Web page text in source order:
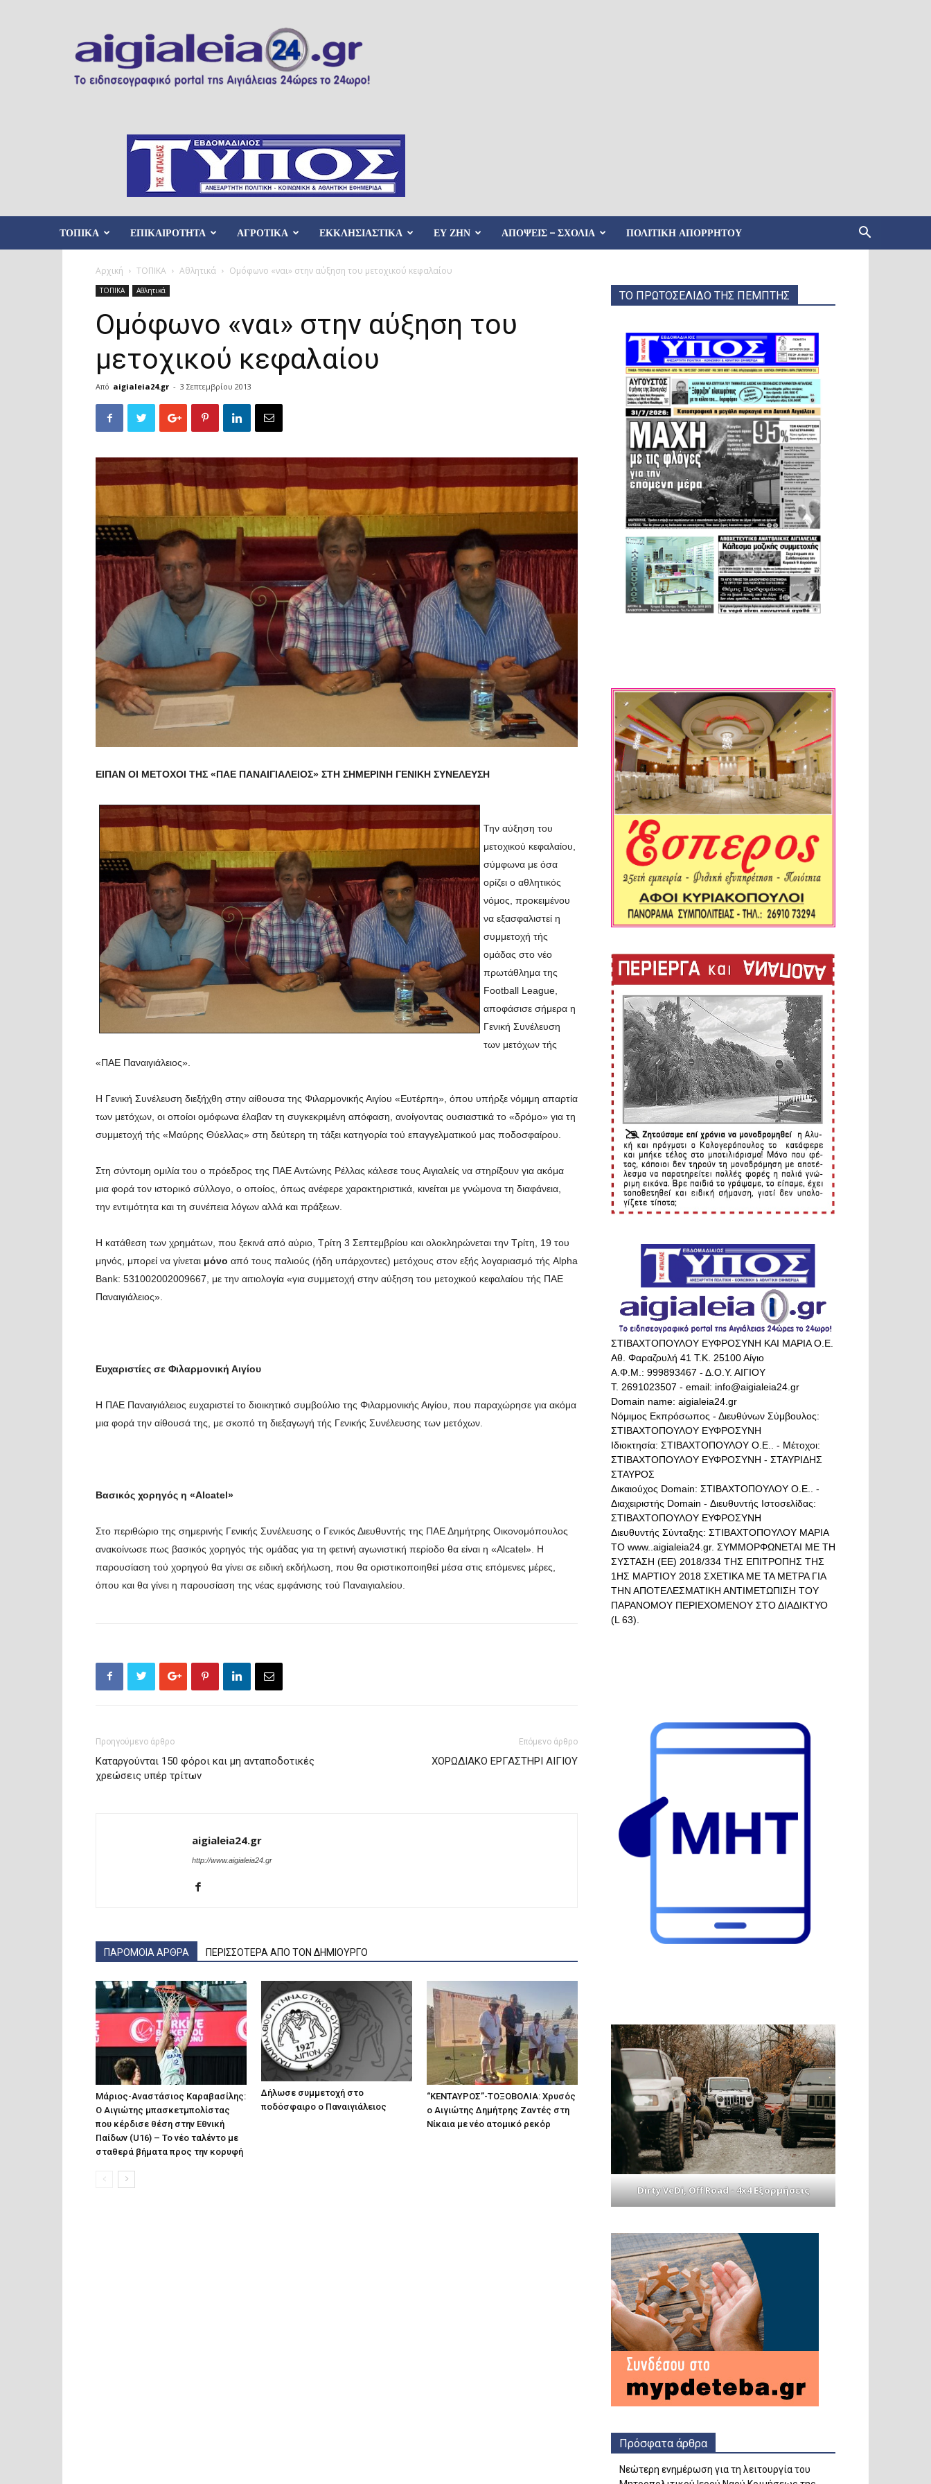
ΤΟΠΙΚΑ ΕΠΙΚΑΙΡΟΤΗΤΑ ΑΓΡΟΤΙΚΑ ΕΚΚΛΗΣΙΑΣΤΙΚΑ ΕΥ ΖΗΝ ΑΠΟΨΕΙΣ – ΣΧΟΛΙΑ ΠΟΛΙΤΙΚΉ ΑΠΟΡΡΉΤΟΥ
Αρχική ΤΟΠΙΚΑ Αθλητικά Ομόφωνο «ναι» στην αύξηση του μετοχικού κεφαλαίου
ΤΟΠΙΚΑ Αθλητικά
Ομόφωνο «ναι» στην αύξηση του
μετοχικού κεφαλαίου
Από aigialeia24.gr - 3 Σεπτεμβρίου 2013
ΕΙΠΑΝ ΟΙ ΜΕΤΟΧΟΙ ΤΗΣ «ΠΑΕ ΠΑΝΑΙΓΙΑΛΕΙΟΣ» ΣΤΗ ΣΗΜΕΡΙΝΗ ΓΕΝΙΚΗ ΣΥΝΕΛΕΥΣΗ
Την αύξηση του
μετοχικού κεφαλαίου,
σύμφωνα με όσα
ορίζει ο αθλητικός
νόμος, προκειμένου
να εξασφαλιστεί η
συμμετοχή τής
ομάδας στο νέο
πρωτάθλημα της
Football League,
αποφάσισε σήμερα η
Γενική Συνέλευση
των μετόχων τής
«ΠΑΕ Παναιγιάλειος».
Η Γενική Συνέλευση διεξήχθη στην αίθουσα της Φιλαρμονικής Αιγίου «Ευτέρπη», όπου υπήρξε νόμιμη απαρτία
των μετόχων, οι οποίοι ομόφωνα έλαβαν τη συγκεκριμένη απόφαση, ανοίγοντας ουσιαστικά το «δρόμο» για τη
συμμετοχή τής «Μαύρης Θύελλας» στη δεύτερη τη τάξει κατηγορία τού επαγγελματικού μας ποδοσφαίρου.
Στη σύντομη ομιλία του ο πρόεδρος της ΠΑΕ Αντώνης Ρέλλας κάλεσε τους Αιγιαλείς να στηρίξουν για ακόμα
μια φορά τον ιστορικό σύλλογο, ο οποίος, όπως ανέφερε χαρακτηριστικά, κινείται με γνώμονα τη διαφάνεια,
την εντιμότητα και τη συνέπεια λόγων αλλά και πράξεων.
Η κατάθεση των χρημάτων, που ξεκινά από αύριο, Τρίτη 3 Σεπτεμβρίου και ολοκληρώνεται την Τρίτη, 19 του
μηνός, μπορεί να γίνεται μόνο από τους παλιούς (ήδη υπάρχοντες) μετόχους στον εξής λογαριασμό τής Alpha
Bank: 531002002009667, με την αιτιολογία «για συμμετοχή στην αύξηση του μετοχικού κεφαλαίου τής ΠΑΕ
Παναιγιάλειος».
Ευχαριστίες σε Φιλαρμονική Αιγίου
Η ΠΑΕ Παναιγιάλειος ευχαριστεί το διοικητικό συμβούλιο της Φιλαρμονικής Αιγίου, που παραχώρησε για ακόμα
μια φορά την αίθουσά της, με σκοπό τη διεξαγωγή τής Γενικής Συνέλευσης των μετόχων.
Βασικός χορηγός η «Alcatel»
Στο περιθώριο της σημερινής Γενικής Συνέλευσης ο Γενικός Διευθυντής της ΠΑΕ Δημήτρης Οικονομόπουλος
ανακοίνωσε πως βασικός χορηγός τής ομάδας για τη φετινή αγωνιστική περίοδο θα είναι η «Alcatel». Η
παρουσίαση τού χορηγού θα γίνει σε ειδική εκδήλωση, που θα οριστικοποιηθεί μέσα στις επόμενες μέρες,
όπου και θα γίνει η παρουσίαση της νέας εμφάνισης τού Παναιγιαλείου.
Προηγούμενο άρθρο
Καταργούνται 150 φόροι και μη ανταποδοτικές
χρεώσεις υπέρ τρίτων
Επόμενο άρθρο
ΧΟΡΩΔΙΑΚΟ ΕΡΓΑΣΤΗΡΙ ΑΙΓΙΟΥ
aigialeia24.gr
http://www.aigialeia24.gr
ΠΑΡΟΜΟΙΑ ΑΡΘΡΑ ΠΕΡΙΣΣΟΤΕΡΑ ΑΠΟ ΤΟΝ ΔΗΜΙΟΥΡΓΟ
Μάριος-Αναστάσιος Καραβασίλης:
Ο Αιγιώτης μπασκετμπολίστας
που κέρδισε θέση στην Εθνική
Παίδων (U16) – Το νέο ταλέντο με
σταθερά βήματα προς την κορυφή
Δήλωσε συμμετοχή στο
ποδόσφαιρο ο Παναιγιάλειος
“ΚΕΝΤΑΥΡΟΣ”-ΤΟΞΟΒΟΛΙΑ: Χρυσός
ο Αιγιώτης Δημήτρης Ζαντές στη
Νίκαια με νέο ατομικό ρεκόρ
ΤΟ ΠΡΩΤΟΣΕΛΙΔΟ ΤΗΣ ΠΕΜΠΤΗΣ
ΣΤΙΒΑΧΤΟΠΟΥΛΟΥ ΕΥΦΡΟΣΥΝΗ ΚΑΙ ΜΑΡΙΑ Ο.Ε.
Αθ. Φαραζουλή 41 Τ.Κ. 25100 Αίγιο
Α.Φ.Μ.: 999893467 - Δ.Ο.Υ. ΑΙΓΙΟΥ
Τ. 2691023507 - email: info@aigialeia24.gr
Domain name: aigialeia24.gr
Νόμιμος Εκπρόσωπος - Διευθύνων Σύμβουλος:
ΣΤΙΒΑΧΤΟΠΟΥΛΟΥ ΕΥΦΡΟΣΥΝΗ
Ιδιοκτησία: ΣΤΙΒΑΧΤΟΠΟΥΛΟΥ Ο.Ε.. - Μέτοχοι:
ΣΤΙΒΑΧΤΟΠΟΥΛΟΥ ΕΥΦΡΟΣΥΝΗ - ΣΤΑΥΡΙΔΗΣ
ΣΤΑΥΡΟΣ
Δικαιούχος Domain: ΣΤΙΒΑΧΤΟΠΟΥΛΟΥ Ο.Ε.. -
Διαχειριστής Domain - Διευθυντής Ιστοσελίδας:
ΣΤΙΒΑΧΤΟΠΟΥΛΟΥ ΕΥΦΡΟΣΥΝΗ
Διευθυντής Σύνταξης: ΣΤΙΒΑΧΤΟΠΟΥΛΟΥ ΜΑΡΙΑ
ΤΟ www..aigialeia24.gr. ΣΥΜΜΟΡΦΩΝΕΤΑΙ ΜΕ ΤΗ
ΣΥΣΤΑΣΗ (ΕΕ) 2018/334 ΤΗΣ ΕΠΙΤΡΟΠΗΣ ΤΗΣ
1ΗΣ ΜΑΡΤΙΟΥ 2018 ΣΧΕΤΙΚΑ ΜΕ ΤΑ ΜΕΤΡΑ ΓΙΑ
ΤΗΝ ΑΠΟΤΕΛΕΣΜΑΤΙΚΗ ΑΝΤΙΜΕΤΩΠΙΣΗ ΤΟΥ
ΠΑΡΑΝΟΜΟΥ ΠΕΡΙΕΧΟΜΕΝΟΥ ΣΤΟ ΔΙΑΔΙΚΤΥΟ
(L 63).
Dirty VeDi, Off Road - 4x4 Εξορμήσεις
Πρόσφατα άρθρα
Νεώτερη ενημέρωση για τη λειτουργία του